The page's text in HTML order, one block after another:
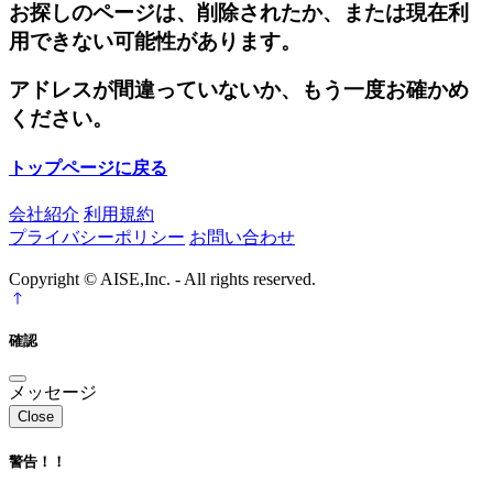
お探しのページは、削除されたか、または現在利
用できない可能性があります。
アドレスが間違っていないか、もう一度お確かめ
ください。
トップページに戻る
会社紹介 利用規約
プライバシーポリシー お問い合わせ
Copyright © AISE,Inc. - All rights reserved.
確認
メッセージ
Close
警告！！